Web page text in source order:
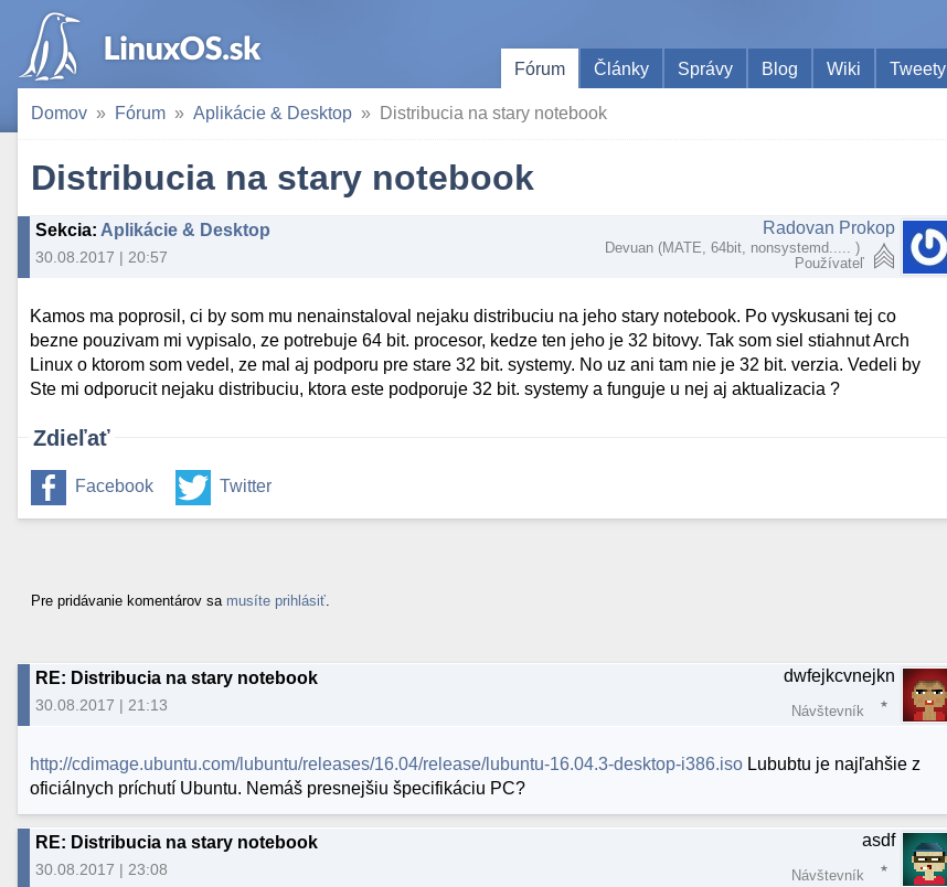
Fórum
Články Správy Blog Wiki Tweety
Domov Fórum Aplikácie & Desktop Distribucia na stary notebook
Distribucia na stary notebook
Sekcia: Aplikácie & Desktop
30.08.2017 | 20:57
Radovan Prokop
Devuan (MATE, 64bit, nonsystemd..... )
Používateľ
Kamos ma poprosil, ci by som mu nenainstaloval nejaku distribuciu na jeho stary notebook. Po vyskusani tej co
bezne pouzivam mi vypisalo, ze potrebuje 64 bit. procesor, kedze ten jeho je 32 bitovy. Tak som siel stiahnut Arch
Linux o ktorom som vedel, ze mal aj podporu pre stare 32 bit. systemy. No uz ani tam nie je 32 bit. verzia. Vedeli by
Ste mi odporucit nejaku distribuciu, ktora este podporuje 32 bit. systemy a funguje u nej aj aktualizacia ?
Zdieľať
Facebook Twitter
Pre pridávanie komentárov sa musíte prihlásiť
RE: Distribucia na stary notebook
30.08.2017 | 21:13
dwfejkcvnejkn
Návštevník
http://cdimage.ubuntu.com/lubuntu/releases/16.04/release/lubuntu-16.04.3-desktop-i386.iso Lububtu je najľahšie z
oficiálnych príchutí Ubuntu. Nemáš presnejšiu špecifikáciu PC?
RE: Distribucia na stary notebook
30.08.2017 | 23:08
asdf
Návštevník